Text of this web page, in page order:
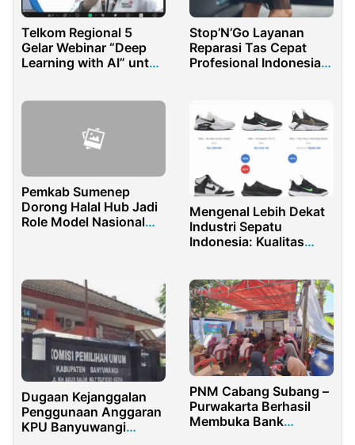
Telkom Regional 5
Gelar Webinar “Deep
Learning with AI” untuk
Stop’N’Go Layanan
Reparasi Tas Cepat
Profesional Indonesia
Pemkab Sumenep
Dorong Halal Hub Jadi
Role Model Nasional
Mengenal Lebih Dekat
Industri Sepatu
Indonesia: Kualitas
Dugaan Kejanggalan
Penggunaan Anggaran
KPU Banyuwangi
PNM Cabang Subang –
Purwakarta Berhasil
Membuka Bank